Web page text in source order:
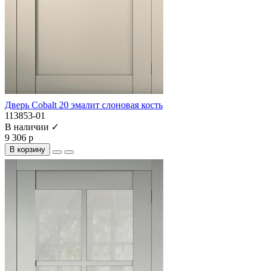
Дверь Cobalt 20 эмалит слоновая кость
113853-01
В наличии ✓
9 306 р
В корзину